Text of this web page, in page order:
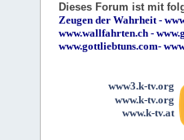
Dieses Forum ist mit
Zeugen der Wahrheit-
www.wallfahrten.ch -
www.gottliebtuns.com-
www3.k-tv.org
www.k-tv.org
www.k-tv.at